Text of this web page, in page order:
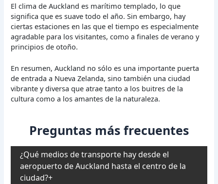
El clima de Auckland es marítimo templado, lo que
significa que es suave todo el año. Sin embargo, hay
ciertas estaciones en las que el tiempo es especialmente
agradable para los visitantes, como a finales de verano y
principios de otoño.
En resumen, Auckland no sólo es una importante puerta
de entrada a Nueva Zelanda, sino también una ciudad
vibrante y diversa que atrae tanto a los buitres de la
cultura como a los amantes de la naturaleza.
Preguntas más frecuentes
¿Qué medios de transporte hay desde el
aeropuerto de Auckland hasta el centro de la
ciudad?